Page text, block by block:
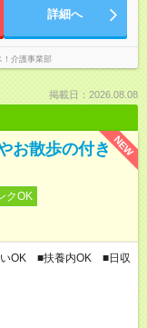
詳細へ
！介護事業部
掲載日：2026.08.08
NEW
お散歩の付き
クOK
いOK ■扶養内OK ■日収